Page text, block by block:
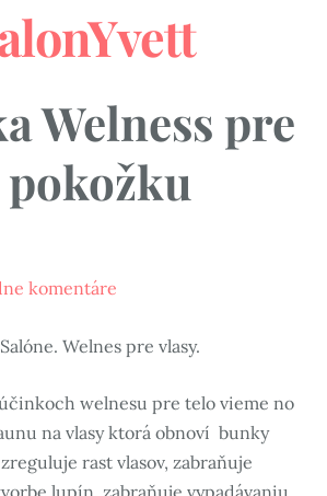
Welness pre
pokožku
komentáre
Welnes pre vlasy.
welnesu pre telo vieme no
na vlasy ktorá obnoví bunky
rast vlasov, zabraňuje